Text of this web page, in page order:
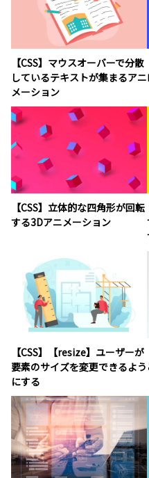
【CSS】マウスオーバーで分散
しているテキストが集まるアニ
メーション
【CSS】立体的な四角形が回転
する3Dアニメーション
【CSS】【resize】ユーザーが
要素のサイズを変更できるよう
にする